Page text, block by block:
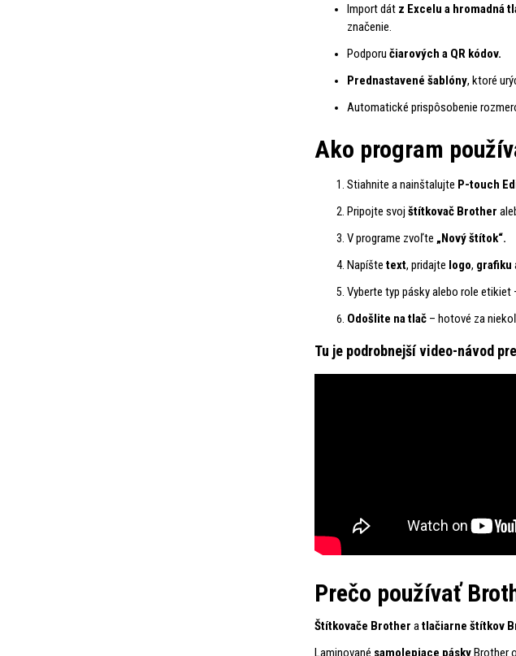
Import dát z Excelu a hromadná
značenie.
Podporu čiarových a QR kódov.
Prednastavené šablóny, ktoré
Automatické prispôsobenie
Ako program
Stiahnite a nainštalujte P-touch
Pripojte svoj štítkovač Brother
V programe zvoľte „Nový štítok“.
Napíšte text, pridajte logo, grafiku
Vyberte typ pásky alebo role etikiet
Odošlite na tlač – hotové za
Tu je podrobnejší video-návod
Prečo používať
Štítkovače Brother atlačiarne štítkov
Laminované samolepiace páskyBrother